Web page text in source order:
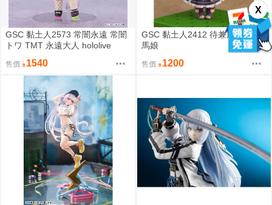
X
GSC 黏土人2573 常闇永遠 常闇
トワ TMT 永遠大人 hololive
售價 1540
GSC 黏土人2412 待兼唐懷瑟 賽
馬娘
售價 1200